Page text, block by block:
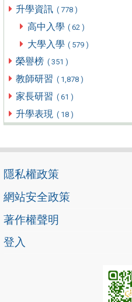
升學資訊 ( 778 )
高中入學 ( 62 )
大學入學 ( 579 )
榮譽榜 ( 351 )
教師研習 ( 1,878 )
家長研習 ( 61 )
升學表現 ( 18 )
隱私權政策
網站安全政策
著作權聲明
登入